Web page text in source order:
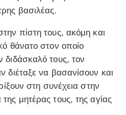
βασιλέας.
πίστη τους, ακόμη και
θάνατο στον οποίο
διδάσκαλό τους, τον
διέταξε να βασανίσουν και
στη συνέχεια στην
μητέρας τους, της αγίας